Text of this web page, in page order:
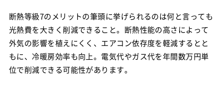
断熱等級7のメリットの筆頭に挙げられるのは何と言っても
光熱費を大きく削減できること。断熱性能の高さによって
外気の影響を植えにくく、エアコン依存度を軽減するとと
もに、冷暖房効率も向上。電気代やガス代を年間数万円単
位で削減できる可能性があります。